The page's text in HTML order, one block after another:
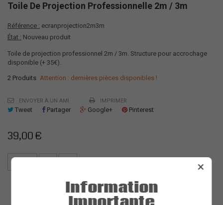
Toile De Projection Professionnelle 2m / 3m
Référence : ecranprojection2m3m
État : Nouveau produit
Toile de projection professionnel 2m / 3m. Structure pour accrochage
disponible (+ 35€).
2 Produits Attention : dernières pièces disponibles !
ENVOYER À UN AMI IMPRIMER
Tweet Partager Google+ Pinterest
39,00 €
×
Information